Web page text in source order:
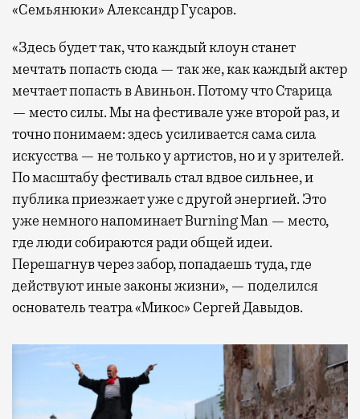
«Семьянюки» Александр Гусаров.
«Здесь будет так, что каждый клоун станет
мечтать попасть сюда — так же, как каждый актер
мечтает попасть в Авиньон. Потому что Старица
— место силы. Мы на фестивале уже второй раз, и
точно понимаем: здесь усиливается сама сила
искусства — не только у артистов, но и у зрителей.
По масштабу фестиваль стал вдвое сильнее, и
публика приезжает уже с другой энергией. Это
уже немного напоминает Burning Man — место,
где люди собираются ради общей идеи.
Перешагнув через забор, попадаешь туда, где
действуют иные законы жизни», — поделился
основатель театра «Микос» Сергей Давыдов.